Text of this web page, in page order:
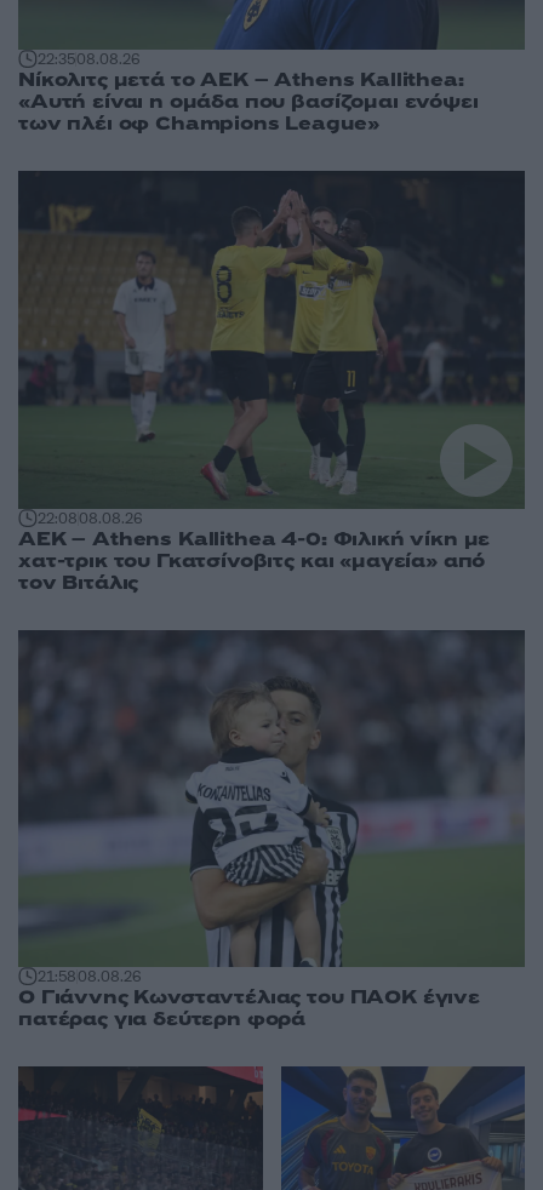
22:3508.08.26
Νίκολιτς μετά το ΑΕΚ – Athens Kallithea:
«Αυτή είναι η ομάδα που βασίζομαι ενόψει
των πλέι οφ Champions League»
22:0808.08.26
ΑΕΚ – Athens Kallithea 4-0: Φιλική νίκη με
χατ-τρικ του Γκατσίνοβιτς και «μαγεία» από
τον Βιτάλις
21:5808.08.26
Ο Γιάννης Κωνσταντέλιας του ΠΑΟΚ έγινε
πατέρας για δεύτερη φορά